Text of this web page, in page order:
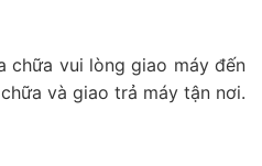
chữa vui lòng giao máy đến
và giao trả máy tận nơi.